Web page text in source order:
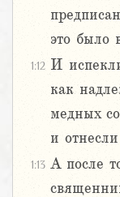
это было
1:12 И
как
медных
и
1:13 А после